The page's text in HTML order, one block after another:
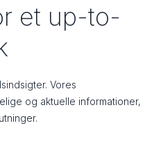
et up-to-
Vores
og aktuelle informationer,